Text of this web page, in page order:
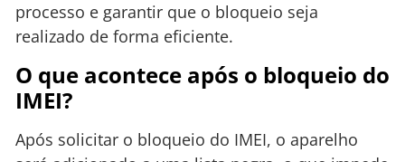
processo e garantir que o bloqueio seja
realizado de forma eficiente.
O que acontece após o bloqueio do
IMEI?
Após solicitar o bloqueio do IMEI, o aparelho